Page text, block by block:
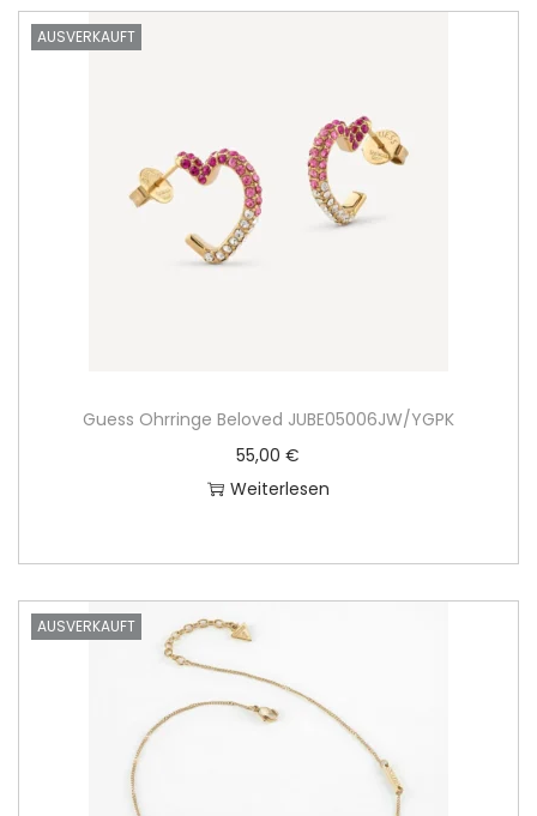
AUSVERKAUFT
Guess Ohrringe Beloved JUBE05006JW/YGPK
55,00€
Weiterlesen
AUSVERKAUFT